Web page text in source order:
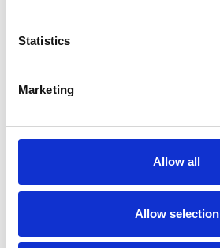
Statistics
Marketing
Allow all
Allow selection
Itálie